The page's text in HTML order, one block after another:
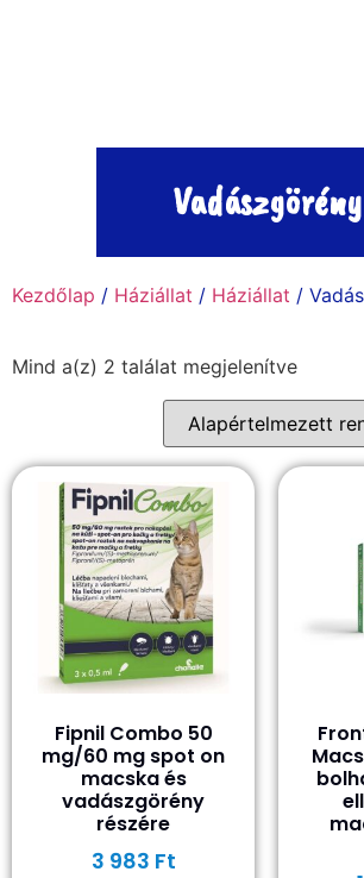
Vadászgörény
Kezdőlap / Háziállat / Háziállat /
Mind a(z) 2 találat megjelenítve
Fipnil Combo 50
mg/60 mg spot on
macska és
vadászgörény
részére
3 983 Ft